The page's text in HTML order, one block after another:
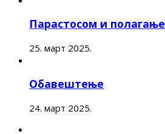
Парастосом и
25. март 2025.
Обавештење
24. март 2025.